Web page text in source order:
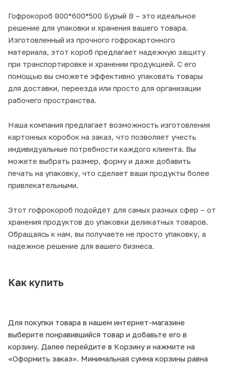
Гофрокороб 800*600*500 Бурый В – это идеальное
решение для упаковки и хранения вашего товара.
Изготовленный из прочного гофрокартонного
материала, этот короб предлагает надежную защиту
при транспортировке и хранении продукцией. С его
помощью вы сможете эффективно упаковать товары
для доставки, переезда или просто для организации
рабочего пространства.
Наша компания предлагает возможность изготовления
картонных коробок на заказ, что позволяет учесть
индивидуальные потребности каждого клиента. Вы
можете выбрать размер, форму и даже добавить
печать на упаковку, что сделает ваши продукты более
привлекательными.
Этот гофрокороб подойдёт для самых разных сфер – от
хранения продуктов до упаковки деликатных товаров.
Обращаясь к нам, вы получаете не просто упаковку, а
надежное решение для вашего бизнеса.
Как купить
Для покупки товара в нашем интернет-магазине
выберите понравившийся товар и добавьте его в
корзину. Далее перейдите в Корзину и нажмите на
«Оформить заказ». Минимальная сумма корзины равна